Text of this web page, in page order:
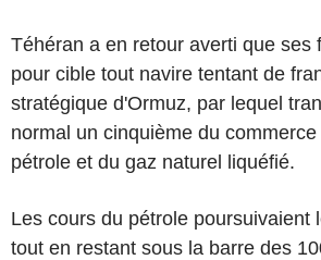
Téhéran a en retour averti que ses
pour cible tout navire tentant de
stratégique d'Ormuz, par lequel
normal un cinquième du
pétrole et du gaz naturel liquéfié.
Les cours du pétrole poursuivaient
tout en restant sous la barre des